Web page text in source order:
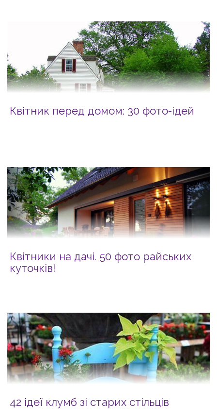
Квітник перед домом: 30 фото-ідей
Квітники на дачі. 50 фото райських
куточків!
42 ідеї клумб зі старих стільців